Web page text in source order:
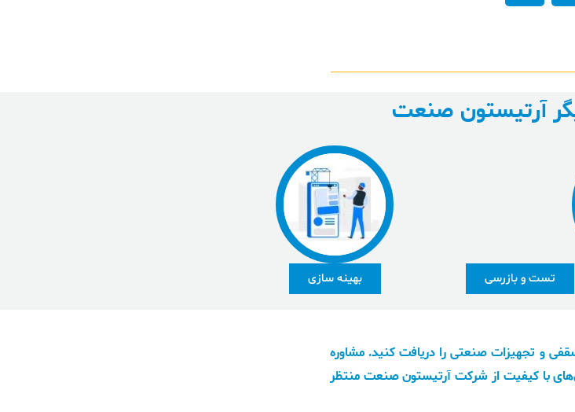
آرتیستون صنعت
تست و بازرسی بهینه سازی
و تجهیزات صنعتی را دریافت کنید. مشاوره
با کیفیت از شرکت آرتیستون صنعت منتظر